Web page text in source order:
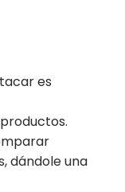
es
dándole una